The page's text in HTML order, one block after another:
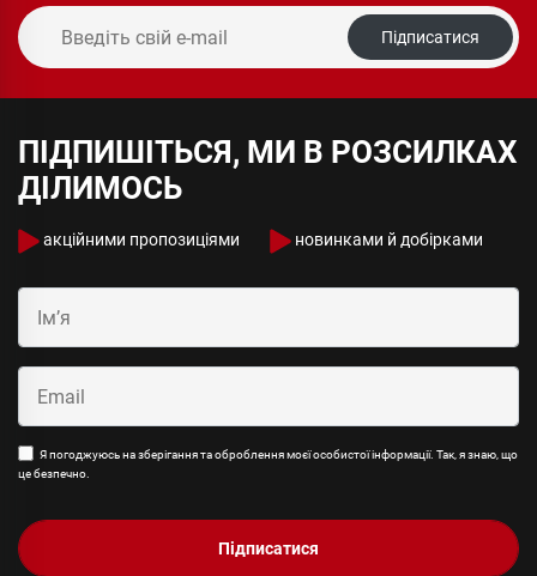
Підписатися
ПІДПИШІТЬСЯ, МИ В РОЗСИЛКАХ
ДІЛИМОСЬ
акційними пропозиціями новинками й добірками
Я погоджуюсь на зберігання та оброблення моєї особистої інформації. Так, я знаю, що
це безпечно.
Підписатися